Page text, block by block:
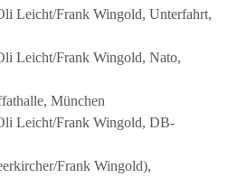
Leicht/Frank Wingold, Unterfahrt,
Leicht/Frank Wingold, Nato,
München
Leicht/Frank Wingold, DB-
Frank Wingold),